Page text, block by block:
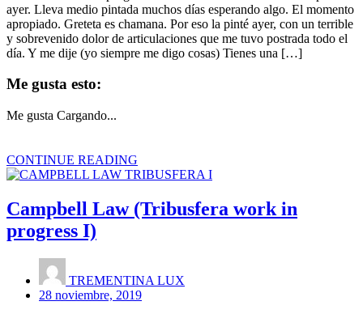
ayer. Lleva medio pintada muchos días esperando algo. El momento
apropiado. Greteta es chamana. Por eso la pinté ayer, con un terrible
y sobrevenido dolor de articulaciones que me tuvo postrada todo el
día. Y me dije (yo siempre me digo cosas) Tienes una […]
Me gusta esto:
Me gusta Cargando...
CONTINUE READING
Campbell Law (Tribusfera work in
progress I)
TREMENTINA LUX
28 noviembre, 2019